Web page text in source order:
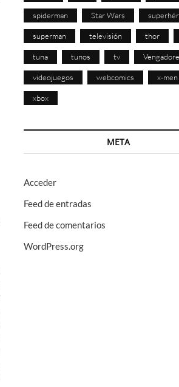
spiderman Star Wars
superman televisión thor
tuna tunos tv
videojuegos webcomics x-men
xbox
META
Acceder
Feed de entradas
Feed de comentarios
WordPress.org